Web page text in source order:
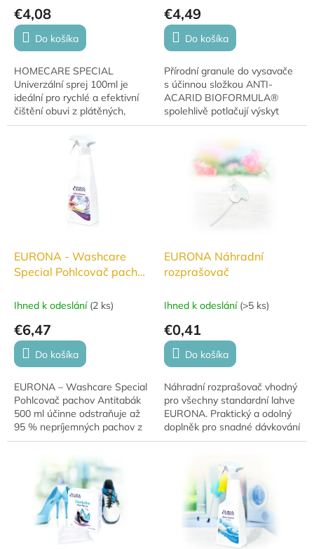
€4,08
Do košíka
HOMECARE SPECIAL
Univerzální sprej 100ml je
ideální pro rychlé a efektivní
čištění obuvi z plátěných,
gumových a koženkových
materiálů. Oživuje bílou barvu
obuvi i podrážek,...
€4,49
Do košíka
Přírodní granule do vysavače
s účinnou složkou ANTI-
ACARID BIOFORMULA®
spolehlivě potlačují výskyt
roztočů. Vhodné pro alergiky,
osvěží prostředí při...
EURONA - Washcare
Special Pohlcovač pachov
Ihned k odeslání (2 ks)
€6,47
Do košíka
EURONA – Washcare Special
Pohlcovač pachov Antitabák
500 ml účinne odstraňuje až
95 % nepríjemných pachov z
textílií a zanecháva ich svieže
EURONA Náhradní
rozprašovač
Ihned k odeslání (>5 ks)
€0,41
Do košíka
Náhradní rozprašovač vhodný
pro všechny standardní lahve
EURONA. Praktický a odolný
doplněk pro snadné dávkování
čisticích prostředků.